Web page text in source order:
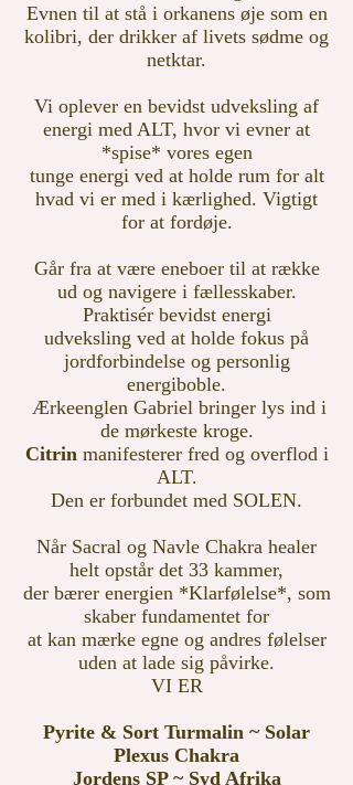
Evnen til at stå i orkanens øje som en
kolibri, der drikker af livets sødme og
netktar.
Vi oplever en bevidst udveksling af
energi med ALT, hvor vi evner at
*spise* vores egen
tunge energi ved at holde rum for alt
hvad vi er med i kærlighed. Vigtigt
for at fordøje.
Går fra at være eneboer til at række
ud og navigere i fællesskaber.
Praktisér bevidst energi
udveksling ved at holde fokus på
jordforbindelse og personlig
energiboble.
Ærkeenglen Gabriel bringer lys ind i
de mørkeste kroge.
Citrinmanifesterer fred og overflod i
ALT.
Den er forbundet med SOLEN.
Når Sacral og Navle Chakra healer
helt opstår det 33 kammer,
der bærer energien *Klarfølelse*, som
skaber fundamentet for
at kan mærke egne og andres følelser
uden at lade sig påvirke.
VI ER
Pyrite & Sort Turmalin ~ Solar
Plexus Chakra
Jordens SP ~ Syd Afrika